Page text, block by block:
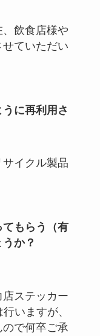
飲食店様や
ていただい
に再利用さ
イクル製品
もらう（有
か？
ステッカー
いますが、
で何卒ご承